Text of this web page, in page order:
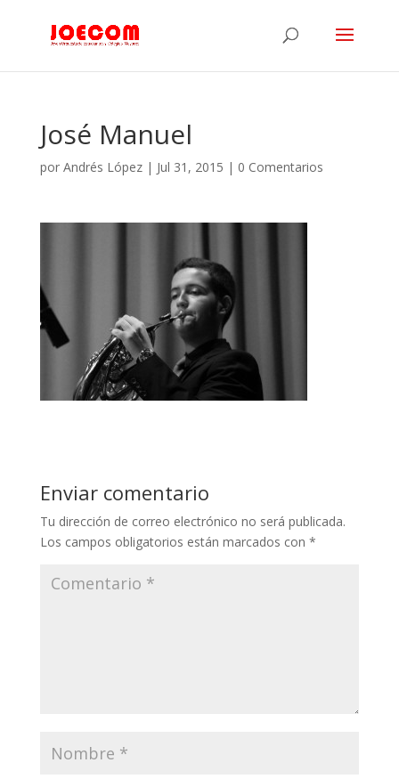
José Manuel
por Andrés López| Jul 31, 2015 | 0 Comentarios
Enviar comentario
Tu dirección de correo electrónico no será publicada.
Los campos obligatorios están marcados con *